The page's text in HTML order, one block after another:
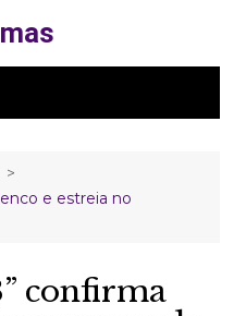
e estreia no
confirma